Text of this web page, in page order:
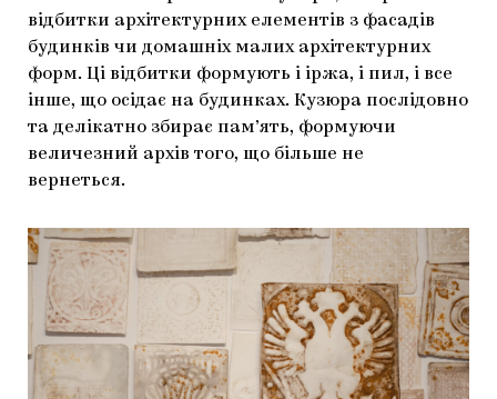
відбитки архітектурних елементів з фасадів
будинків чи домашніх малих архітектурних
форм. Ці відбитки формують і іржа, і пил, і все
інше, що осідає на будинках. Кузюра послідовно
та делікатно збирає пам’ять, формуючи
величезний архів того, що більше не
вернеться.